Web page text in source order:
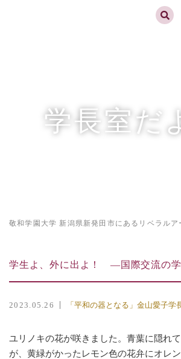
学長室だ
敬和学園大学 新潟県新発田市にあるリベラルア
学生よ、外に出よ！ ―国際交流の学
2023.05.26 「平和の器となる」金山愛子学
ユリノキの花が咲きました。青葉に隠れ
が、黄緑がかったレモン色の花弁にオレ